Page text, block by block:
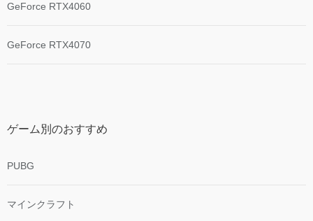
GeForce RTX4060
GeForce RTX4070
ゲーム別のおすすめ
PUBG
マインクラフト